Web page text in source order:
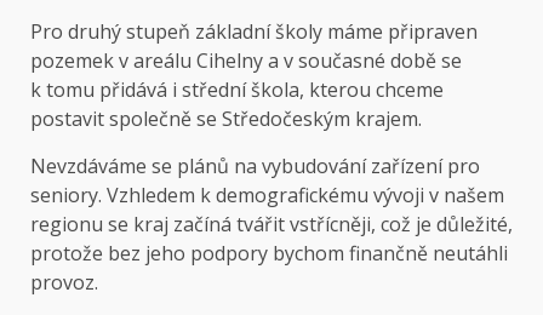
Pro druhý stupeň základní školy máme připraven
pozemek v areálu Cihelny a v současné době se
k tomu přidává i střední škola, kterou chceme
postavit společně se Středočeským krajem.
Nevzdáváme se plánů na vybudování zařízení pro
seniory. Vzhledem k demografickému vývoji v našem
regionu se kraj začíná tvářit vstřícněji, což je důležité,
protože bez jeho podpory bychom finančně neutáhli
provoz.